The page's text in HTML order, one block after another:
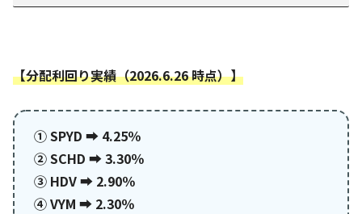
【分配利回り実績（2026.6.26 時点）】
① SPYD ➡ 4.25％
②SCHD ➡ 3.30％
③ HDV ➡ 2.90％
④ VYM ➡ 2.30％